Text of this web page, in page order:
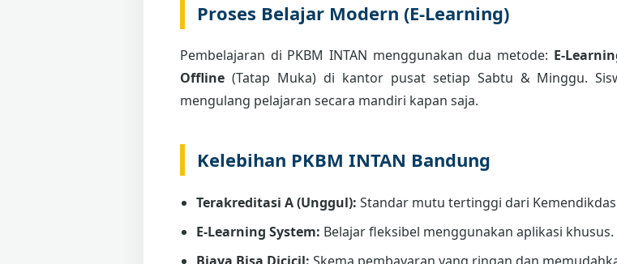
Proses Belajar Modern (E-Learning)
Pembelajaran di PKBM INTAN menggunakan dua metode: E-
Offline (Tatap Muka) di kantor pusat setiap Sabtu & Minggu.
mengulang pelajaran secara mandiri kapan saja.
Kelebihan PKBM INTAN Bandung
Terakreditasi A (Unggul): Standar mutu tertinggi dari
E-Learning System: Belajar fleksibel menggunakan aplikasi khusus.
Biaya Bisa Dicicil: Skema pembayaran yang ringan dan